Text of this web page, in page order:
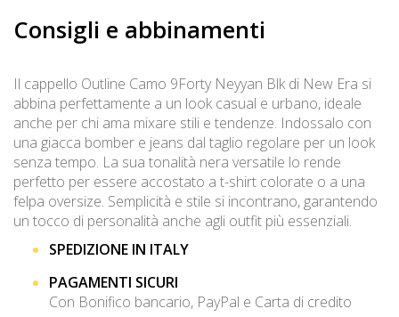
Consigli e abbinamenti
Il cappello Outline Camo 9Forty Neyyan Blk di New Era si
abbina perfettamente a un look casual e urbano, ideale
anche per chi ama mixare stili e tendenze. Indossalo con
una giacca bomber e jeans dal taglio regolare per un look
senza tempo. La sua tonalità nera versatile lo rende
perfetto per essere accostato a t-shirt colorate o a una
felpa oversize. Semplicità e stile si incontrano, garantendo
un tocco di personalità anche agli outfit più essenziali.
SPEDIZIONE IN ITALY
PAGAMENTI SICURI
Con Bonifico bancario, PayPal e Carta di credito